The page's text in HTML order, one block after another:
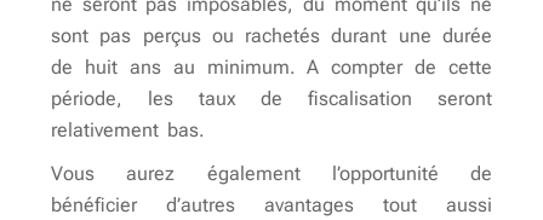
sont pas perçus ou rachetés durant une durée
de huit ans au minimum. A compter de cette
période, les taux de fiscalisation seront
relativement bas.
Vous aurez également l’opportunité de
bénéficier d’autres avantages tout aussi